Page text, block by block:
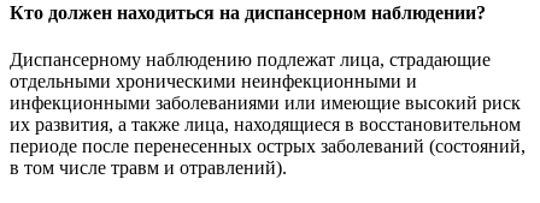
Кто должен находиться на диспансерном наблюдении?
Диспансерному наблюдению подлежат лица, страдающие
отдельными хроническими неинфекционными и
инфекционными заболеваниями или имеющие высокий риск
их развития, а также лица, находящиеся в восстановительном
периоде после перенесенных острых заболеваний (состояний,
в том числе травм и отравлений).